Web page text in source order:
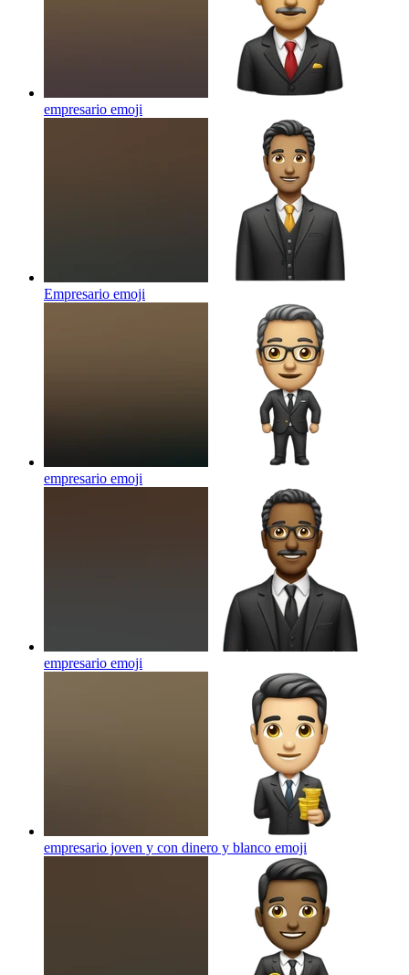
empresario emoji
Empresario emoji
empresario emoji
empresario emoji
empresario joven y con dinero y blanco emoji